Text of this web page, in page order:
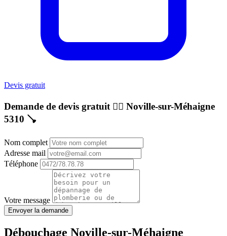
Devis gratuit
Demande de devis gratuit 👷‍♂️ Noville-sur-Méhaigne
5310 🪠
Nom complet
Adresse mail
Téléphone
Votre message
Envoyer la demande
Débouchage Noville-sur-Méhaigne